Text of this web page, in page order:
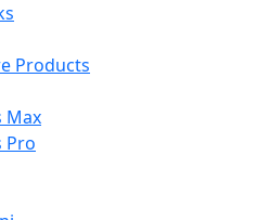
Products
Max
Pro